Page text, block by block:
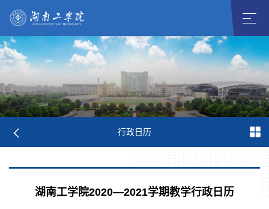
行政日历
湖南工学院2020—2021学期教学行政日历